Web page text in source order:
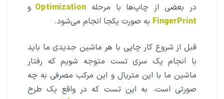
در بعضی از چاپ‌ها با مرحلهOptimization و
FingerPrint به صورت یکجا انجام می‌شود.
قبل از شروع کار چاپی با هر ماشین جدیدی ما باید
با انجام یک سری تست متوجه شویم که رفتار
ماشین ما با این متریال و این مرکب مصرفی به چه
صورتی است. به این تست که در واقع یک طرح